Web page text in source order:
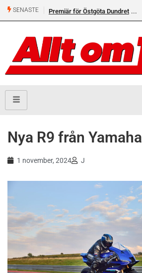
SENASTE Premiär för Östgöta Dundret
Nya R9 från Yamaha
1 november, 2024 J